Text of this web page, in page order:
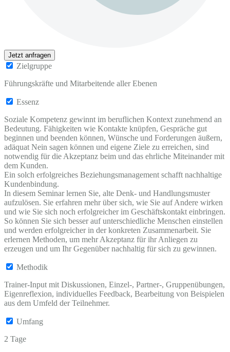
Jetzt anfragen
Zielgruppe
Führungskräfte und Mitarbeitende aller Ebenen
Essenz
Soziale Kompetenz gewinnt im beruflichen Kontext zunehmend an
Bedeutung. Fähigkeiten wie Kontakte knüpfen, Gespräche gut
beginnen und beenden können, Wünsche und Forderungen äußern,
adäquat Nein sagen können und eigene Ziele zu erreichen, sind
notwendig für die Akzeptanz beim und das ehrliche Miteinander mit
dem Kunden.
Ein solch erfolgreiches Beziehungsmanagement schafft nachhaltige
Kundenbindung.
In diesem Seminar lernen Sie, alte Denk- und Handlungsmuster
aufzulösen. Sie erfahren mehr über sich, wie Sie auf Andere wirken
und wie Sie sich noch erfolgreicher im Geschäftskontakt einbringen.
So können Sie sich besser auf unterschiedliche Menschen einstellen
und werden erfolgreicher in der konkreten Zusammenarbeit. Sie
erlernen Methoden, um mehr Akzeptanz für ihr Anliegen zu
erzeugen und um Ihr Gegenüber nachhaltig für sich zu gewinnen.
Methodik
Trainer-Input mit Diskussionen, Einzel-, Partner-, Gruppenübungen,
Eigenreflexion, individuelles Feedback, Bearbeitung von Beispielen
aus dem Umfeld der Teilnehmer.
Umfang
2 Tage